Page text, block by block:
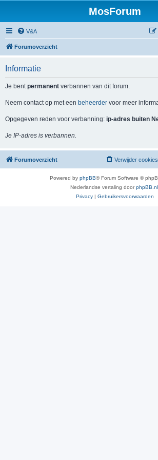
MosForum
V&A
Forumoverzicht
Informatie
Je bentpermanent verbannen van dit forum.
Neem contact op met een beheerder voor meer
Opgegeven reden voor verbanning: ip-adres buiten
Je IP-adres is verbannen.
Forumoverzicht Verwijder cookies
Powered by phpBB® Forum Software ©
Nederlandse vertaling doorphpBB.nl
Privacy | Gebruikersvoorwaarden